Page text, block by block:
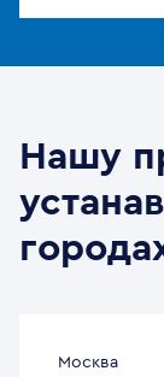
Нашу
Москва